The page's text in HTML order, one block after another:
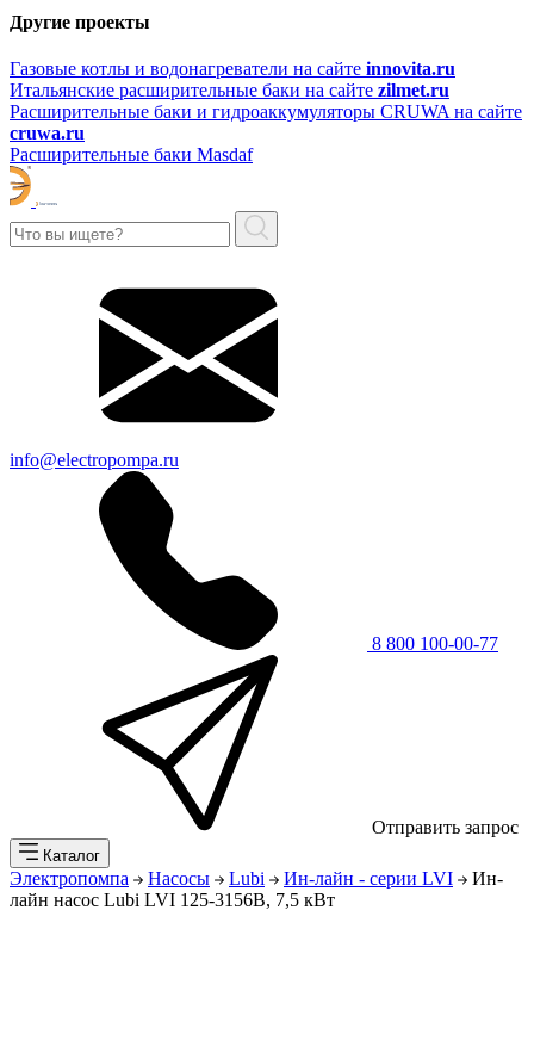
Другие проекты
Газовые котлы и водонагреватели на сайте innovita.ru
Итальянские расширительные баки на сайте zilmet.ru
Расширительные баки и гидроаккумуляторы CRUWA на сайте
cruwa.ru
Расширительные баки Masdaf
info@electropompa.ru
8 800 100-00-77
Отправить запрос
Каталог
Электропомпа Насосы Lubi Ин-лайн - серии LVI
Ин-
лайн насос Lubi LVI 125-3156B, 7,5 кВт